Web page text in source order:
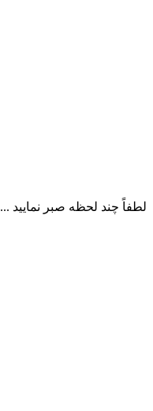
لطفاً چند لحظه صبر نمایید ...